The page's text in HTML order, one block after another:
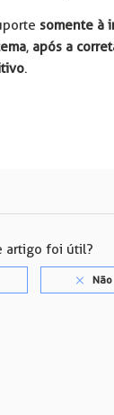
somente à
, após a
.
artigo foi útil?